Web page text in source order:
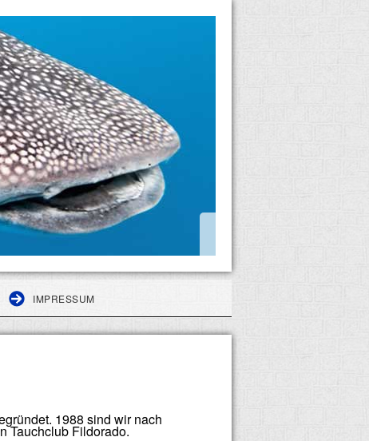
IMPRESSUM
1988 sind wir nach
Tauchclub Fildorado.